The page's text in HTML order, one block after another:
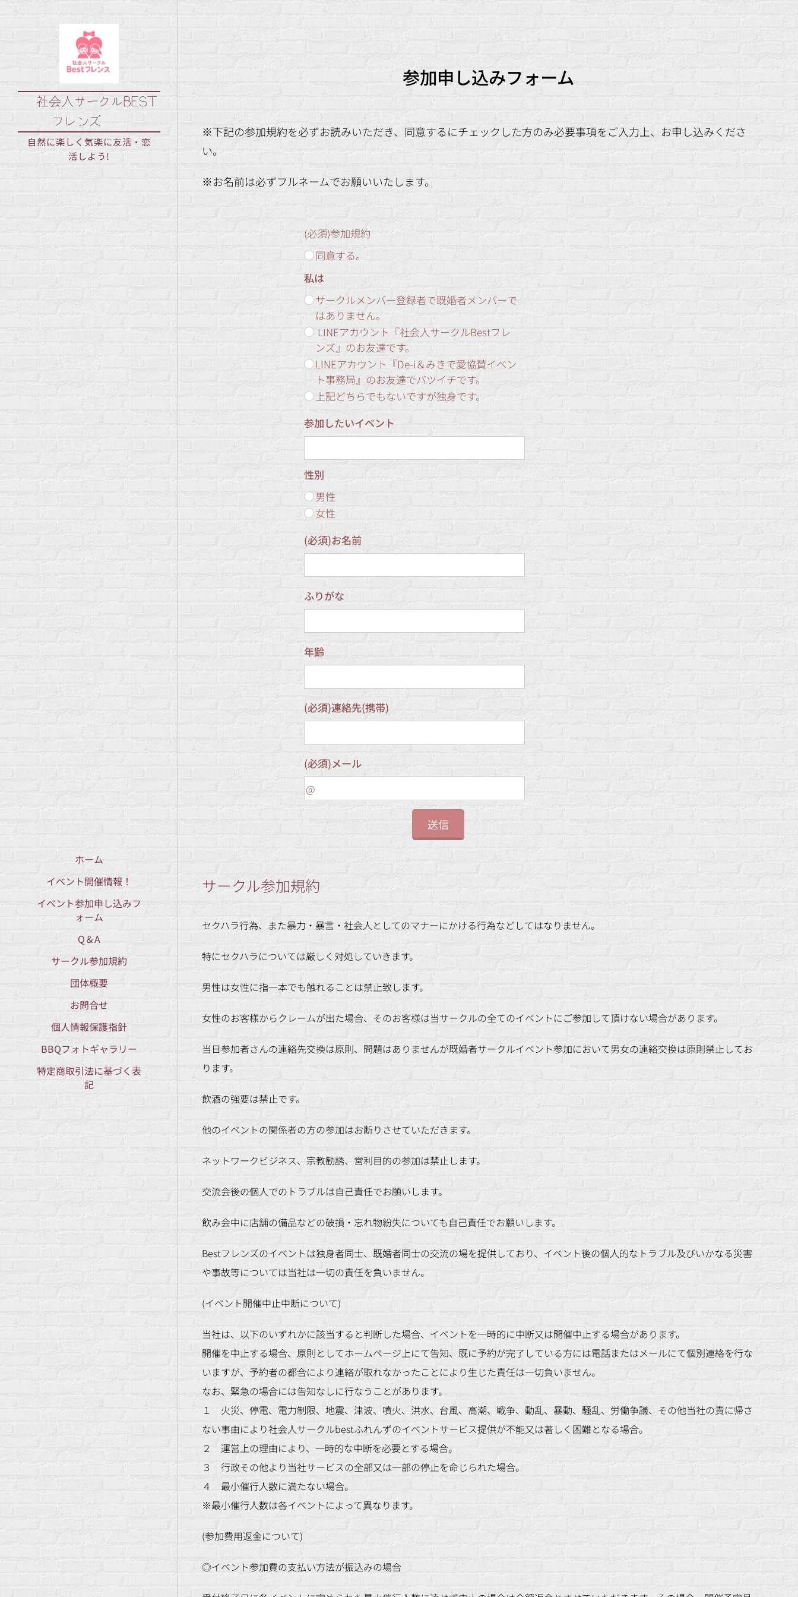
🌟社会人サークルBEST
フレンズ
自然に楽しく気楽に友活・恋
活しよう!
ホーム
イベント開催情報！
イベント参加申し込みフ
ォーム
Q＆A
サークル参加規約
団体概要
お問合せ
個人情報保護指針
BBQフォトギャラリー
特定商取引法に基づく表
記
参加申し込みフォーム
※下記の参加規約を必ずお読みいただき、同意するにチェックした方のみ必要事項をご入力上、お申し込みくださ
い。
※お名前は必ずフルネームでお願いいたします。
(必須)参加規約
同意する。
私は
サークルメンバー登録者で既婚者メンバーで
はありません。
LINEアカウント『社会人サークルBestフレ
ンズ』のお友達です。
LINEアカウント『De-i＆みきで愛協賛イベン
ト事務局』のお友達でバツイチです。
上記どちらでもないですが独身です。
参加したいイベント
性別
男性
女性
(必須)お名前
ふりがな
年齢
(必須)連絡先(携帯)
(必須)メール
送信
サークル参加規約
セクハラ行為、また暴力・暴言・社会人としてのマナーにかける行為などしてはなりません。
特にセクハラについては厳しく対処していきます。
男性は女性に指一本でも触れることは禁止致します。
女性のお客様からクレームが出た場合、そのお客様は当サークルの全てのイベントにご参加して頂けない場合があります。
当日参加者さんの連絡先交換は原則、問題はありませんが既婚者サークルイベント参加において男女の連絡交換は原則禁止してお
ります。
飲酒の強要は禁止です。
他のイベントの関係者の方の参加はお断りさせていただきます。
ネットワークビジネス、宗教勧誘、営利目的の参加は禁止します。
交流会後の個人でのトラブルは自己責任でお願いします。
飲み会中に店舗の備品などの破損・忘れ物紛失についても自己責任でお願いします。
Bestフレンズのイベントは独身者同士、既婚者同士の交流の場を提供しており、イベント後の個人的なトラブル及びいかなる災害
や事故等については当社は一切の責任を負いません。
(イベント開催中止中断について)
当社は、以下のいずれかに該当すると判断した場合、イベントを一時的に中断又は開催中止する場合があります。
開催を中止する場合、原則としてホームページ上にて告知、既に予約が完了している方には電話またはメールにて個別連絡を行な
いますが、予約者の都合により連絡が取れなかったことにより生じた責任は一切負いません。
なお、緊急の場合には告知なしに行なうことがあります。
１ 火災、停電、電力制限、地震、津波、噴火、洪水、台風、高潮、戦争、動乱、暴動、騒乱、労働争議、その他当社の責に帰さ
ない事由により社会人サークルbestふれんずのイベントサービス提供が不能又は著しく困難となる場合。
２ 運営上の理由により、一時的な中断を必要とする場合。
３ 行政その他より当社サービスの全部又は一部の停止を命じられた場合。
４ 最小催行人数に満たない場合。
※最小催行人数は各イベントによって異なります。
(参加費用返金について)
◎イベント参加費の支払い方法が振込みの場合